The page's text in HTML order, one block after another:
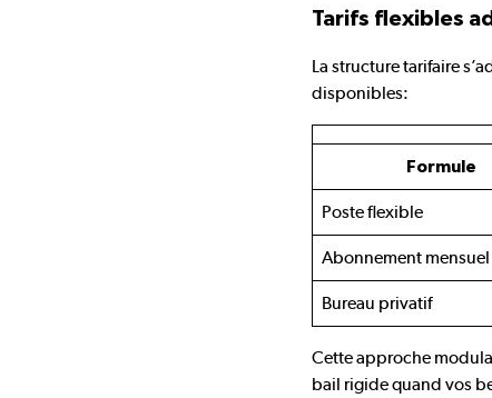
Tarifs flexibles
La structure tarifaire
disponibles:
Formule
Poste flexible
Abonnement mensuel
Bureau privatif
Cette approche
bail rigide quand vos